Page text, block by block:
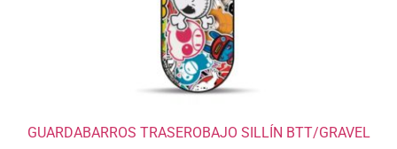
GUARDABARROS TRASEROBAJO SILLÍN BTT/GRAVEL